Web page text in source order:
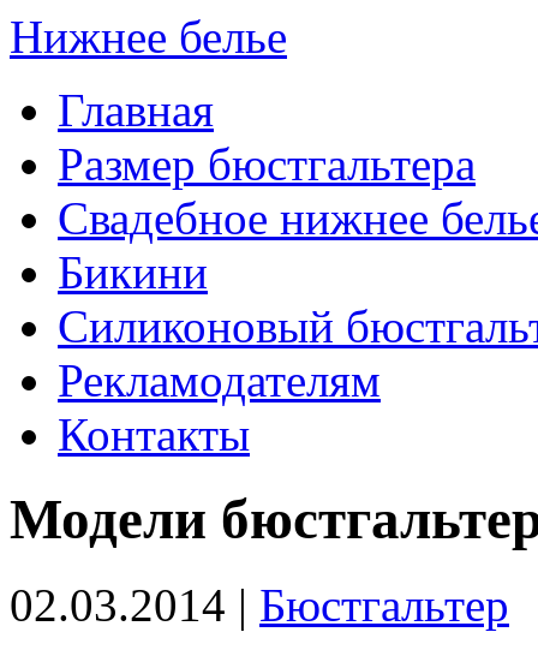
Нижнее белье
Главная
Размер бюстгальтера
Свадебное нижнее
Бикини
Силиконовый
Рекламодателям
Контакты
Модели
02.03.2014 | Бюстгальтер